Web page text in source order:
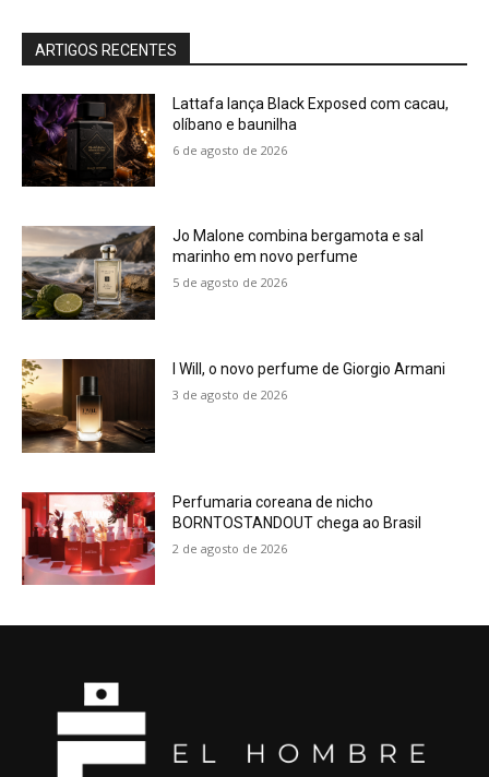
ARTIGOS RECENTES
Lattafa lança Black Exposed com cacau,
olíbano e baunilha
6 de agosto de 2026
Jo Malone combina bergamota e sal
marinho em novo perfume
5 de agosto de 2026
I Will, o novo perfume de Giorgio Armani
3 de agosto de 2026
Perfumaria coreana de nicho
BORNTOSTANDOUT chega ao Brasil
2 de agosto de 2026